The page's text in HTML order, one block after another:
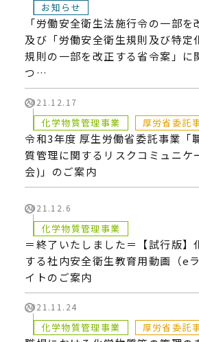
お知らせ
「労働安全衛生法施行令の一部を
及び「労働安全衛生規則及び特定
規則の一部を改正する省令案」に
つ…
2021.12.17
化学物質管理事業 厚労省委託
令和3年度 厚生労働省委託事業「
質管理に関するリスクコミュニケ
会)」のご案内
2021.12.6
化学物質管理事業
＝終了いたしました＝【試行版】
する社内安全衛生教育用動画（e
イトのご案内
2021.11.24
化学物質管理事業 厚労省委託